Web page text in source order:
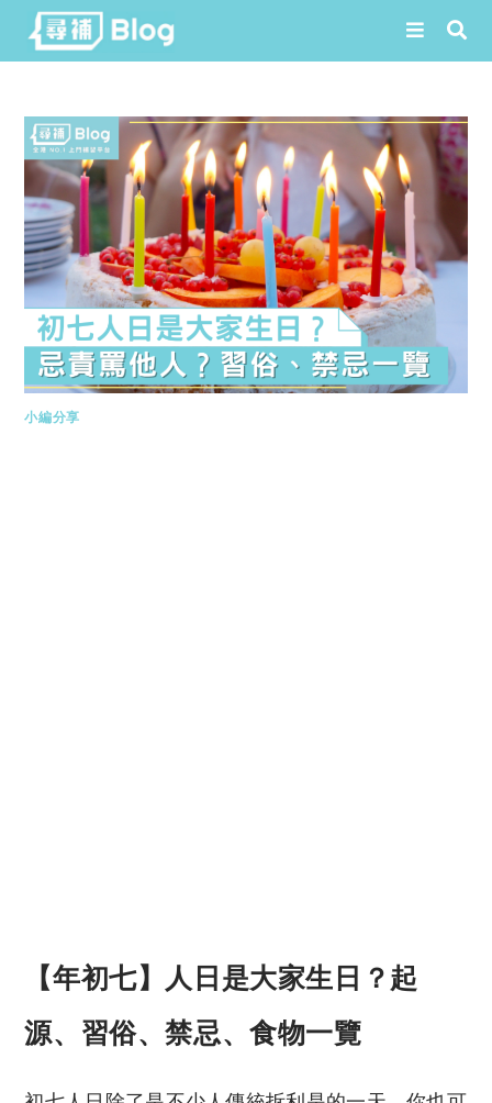
content
小編分享
【年初七】人日是大家生日？起
源、習俗、禁忌、食物一覽